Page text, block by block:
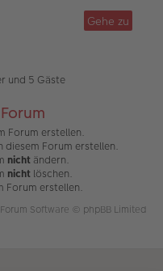
Gehe zu
und 5 Gäste
Forum erstellen.
diesem Forum erstellen.
nicht ändern.
nicht löschen.
Forum erstellen.
Software © phpBB Limited